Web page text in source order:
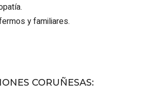
y familiares.
CORUÑESAS: